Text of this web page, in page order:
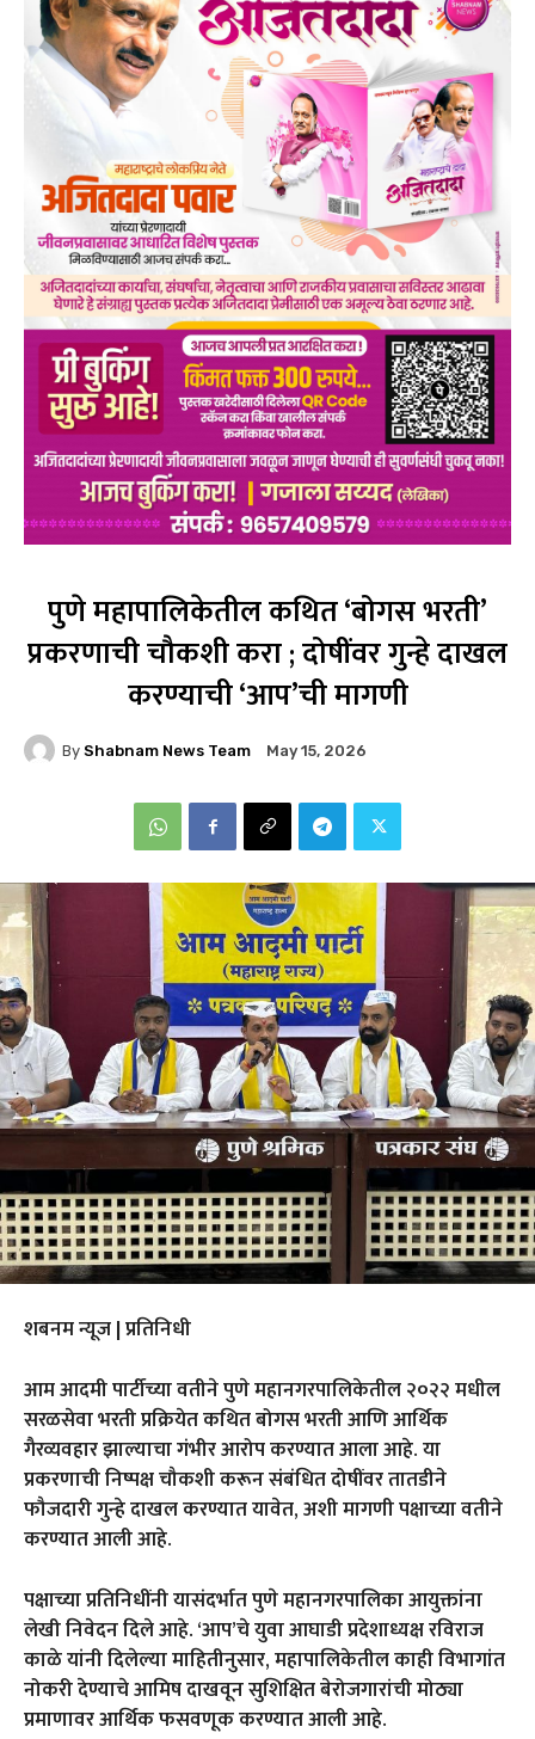
पुणे महापालिकेतील कथित ‘बोगस भरती’
प्रकरणाची चौकशी करा ; दोषींवर गुन्हे दाखल
करण्याची ‘आप’ची मागणी
By Shabnam News Team May 15, 2026
शबनम न्यूज | प्रतिनिधी
आम आदमी पार्टीच्या वतीने पुणे महानगरपालिकेतील २०२२ मधील
सरळसेवा भरती प्रक्रियेत कथित बोगस भरती आणि आर्थिक
गैरव्यवहार झाल्याचा गंभीर आरोप करण्यात आला आहे. या
प्रकरणाची निष्पक्ष चौकशी करून संबंधित दोषींवर तातडीने
फौजदारी गुन्हे दाखल करण्यात यावेत, अशी मागणी पक्षाच्या वतीने
करण्यात आली आहे.
पक्षाच्या प्रतिनिधींनी यासंदर्भात पुणे महानगरपालिका आयुक्तांना
लेखी निवेदन दिले आहे. ‘आप’चे युवा आघाडी प्रदेशाध्यक्ष रविराज
काळे यांनी दिलेल्या माहितीनुसार, महापालिकेतील काही विभागांत
नोकरी देण्याचे आमिष दाखवून सुशिक्षित बेरोजगारांची मोठ्या
प्रमाणावर आर्थिक फसवणूक करण्यात आली आहे.